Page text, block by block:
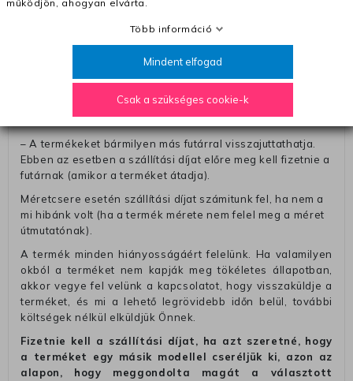
azonosítása érdekében tegyen egy megjegyzést, amelyre
felírja telefonszámát/rendelési számát. Az eljárás
egyszerűsítése érdekében kérjük, hogy erre a jegyre írja
rá a számla IBAN-számát és a számlatulajdonos nevét.
– Ha vissza akarja küldeni a termékeket a futárunkkal, a díj
2290 Ft, amelyet hozzáadunk a visszatérítő számlához.
– A termékeket bármilyen más futárral visszajuttathatja.
Ebben az esetben a szállítási díjat előre meg kell fizetnie a
futárnak (amikor a terméket átadja).
Méretcsere esetén szállítási díjat számitunk fel, ha nem a
mi hibánk volt (ha a termék mérete nem felel meg a méret
útmutatónak).
A termék minden hiányosságáért felelünk. Ha valamilyen
okból a terméket nem kapják meg tökéletes állapotban,
akkor vegye fel velünk a kapcsolatot, hogy visszaküldje a
terméket, és mi a lehető legrövidebb időn belül, további
költségek nélkül elküldjük Önnek.
Fizetnie kell a szállítási díjat, ha azt szeretné, hogy
a terméket egy másik modellel cseréljük ki, azon az
alapon, hogy meggondolta magát a választott
működjön, ahogyan elvárta.
Több információ
Mindent elfogad
Csak a szükséges cookie-k